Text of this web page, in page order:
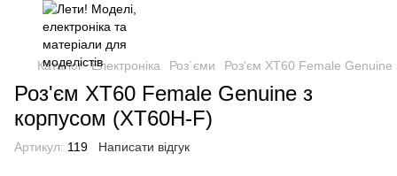
Каталог Електроніка Роз`єми Роз'єм XT60 Female Genuine
Роз'єм XT60 Female Genuine з
корпусом (XT60H-F)
Артикул: 119 Написати відгук